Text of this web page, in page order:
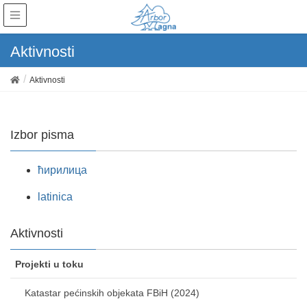
Aktivnosti
Aktivnosti
Izbor pisma
ћирилица
latinica
Aktivnosti
Projekti u toku
Katastar pećinskih objekata FBiH (2024)